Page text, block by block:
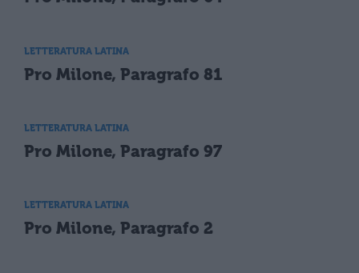
LETTERATURA LATINA
Pro Milone, Paragrafo 81
LETTERATURA LATINA
Pro Milone, Paragrafo 97
LETTERATURA LATINA
Pro Milone, Paragrafo 2